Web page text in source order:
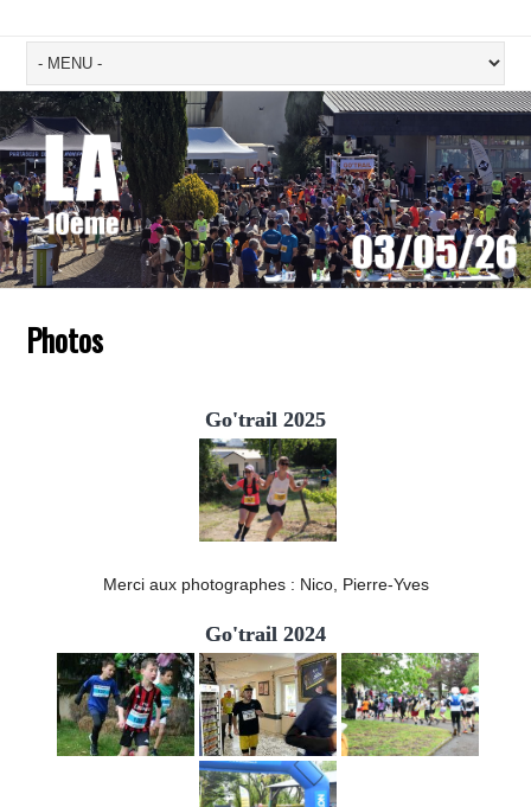
Photos
Go'trail 2025
Merci aux photographes : Nico, Pierre-Yves
Go'trail 2024